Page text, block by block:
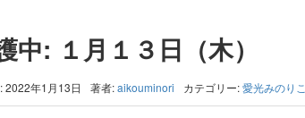
中: １月１３日（木）
2022年1月13日 著者:aikouminori カテゴリー:愛光みのり